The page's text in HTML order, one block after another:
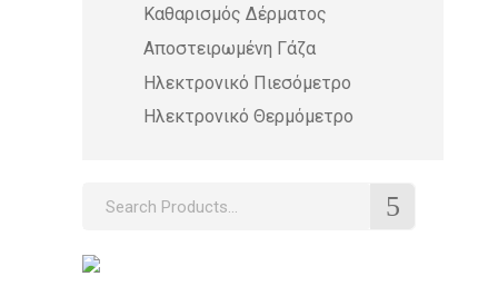
Καθαρισμός Δέρματος
Αποστειρωμένη Γάζα
Ηλεκτρονικό Πιεσόμετρο
Ηλεκτρονικό Θερμόμετρο
Search